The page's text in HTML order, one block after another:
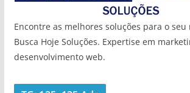
Encontre as melhores soluções para o seu
Busca Hoje Soluções. Expertise em
desenvolvimento web.